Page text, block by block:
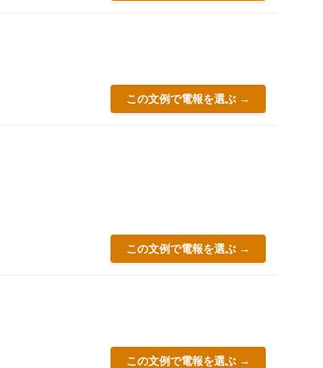
この文例で電報を選ぶ →
この文例で電報を選ぶ →
この文例で電報を選ぶ →